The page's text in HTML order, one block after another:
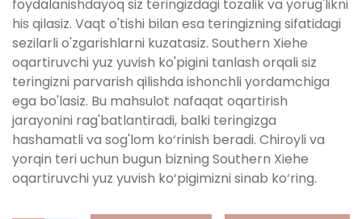
foydalanishdayoq siz teringizdagi tozalik va yorug'likni
his qilasiz. Vaqt o'tishi bilan esa teringizning sifatidagi
sezilarli o'zgarishlarni kuzatasiz. Southern Xiehe
oqartiruvchi yuz yuvish ko'pigini tanlash orqali siz
teringizni parvarish qilishda ishonchli yordamchiga
ega bo'lasiz. Bu mahsulot nafaqat oqartirish
jarayonini rag'batlantiradi, balki teringizga
hashamatli va sog'lom ko‘rinish beradi. Chiroyli va
yorqin teri uchun bugun bizning Southern Xiehe
oqartiruvchi yuz yuvish ko‘pigimizni sinab ko‘ring.